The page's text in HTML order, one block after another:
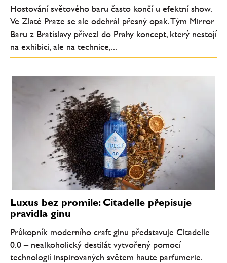
Hostování světového baru často končí u efektní show.
Ve Zlaté Praze se ale odehrál přesný opak. Tým Mirror
Baru z Bratislavy přivezl do Prahy koncept, který nestojí
na exhibici, ale na technice,...
Luxus bez promile: Citadelle přepisuje
pravidla ginu
Průkopník moderního craft ginu představuje Citadelle
0.0 – nealkoholický destilát vytvořený pomocí
technologií inspirovaných světem haute parfumerie.